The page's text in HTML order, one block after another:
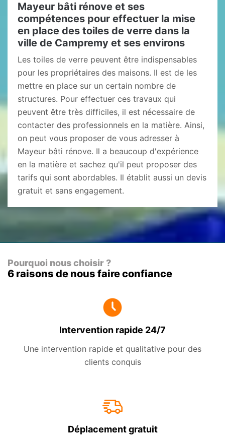
Mayeur bâti rénove et ses
compétences pour effectuer la mise
en place des toiles de verre dans la
ville de Campremy et ses environs
Les toiles de verre peuvent être indispensables
pour les propriétaires des maisons. Il est de les
mettre en place sur un certain nombre de
structures. Pour effectuer ces travaux qui
peuvent être très difficiles, il est nécessaire de
contacter des professionnels en la matière. Ainsi,
on peut vous proposer de vous adresser à
Mayeur bâti rénove. Il a beaucoup d'expérience
en la matière et sachez qu'il peut proposer des
tarifs qui sont abordables. Il établit aussi un devis
gratuit et sans engagement.
Pourquoi nous choisir ?
6 raisons de nous faire confiance
Intervention rapide 24/7
Une intervention rapide et qualitative pour des
clients conquis
Déplacement gratuit